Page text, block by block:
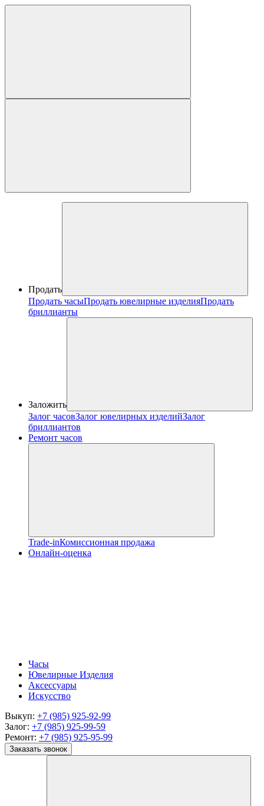
Продать
Продать часыПродать ювелирные изделияПродать
бриллианты
Заложить
Залог часовЗалог ювелирных изделийЗалог
бриллиантов
Ремонт часов
Trade-inКомиссионная продажа
Онлайн-оценка
Часы
Ювелирные Изделия
Аксессуары
Искусство
Выкуп: +7 (985) 925-92-99
Залог: +7 (985) 925-99-59
Ремонт: +7 (985) 925-95-99
Заказать звонок